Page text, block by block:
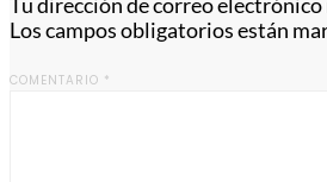
Tu dirección de correo electrónico
Los campos obligatorios están
COMENTARIO *